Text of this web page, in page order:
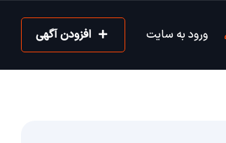
ورود به سایت افزودن آگهی